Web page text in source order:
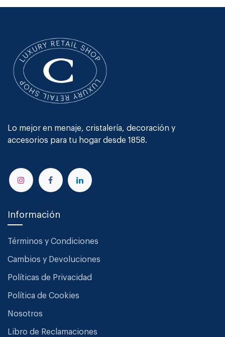
Lo mejor en menaje, cristalería, decoración y
accesorios para tu hogar desde 1858.
Información
Términos y Condiciones
Cambios y Devoluciones
Políticas de Privacidad
Política de Cookies
Nosotros
Libro de Reclamaciones